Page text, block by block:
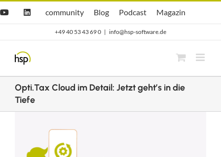
YouTubeLinkedIn
Hsp
community
community
hsp
Blog
Blog Opti.Cast
Podcast Opti.Mag
Magazin
+49 40 53 43 69 0 | info@hsp-software.de
Opti.Tax Cloud im Detail: Jetzt geht’s in die
Tiefe